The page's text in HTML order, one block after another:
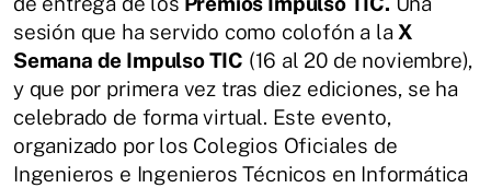
sesión que ha servido como colofón a la X
Semana de Impulso TIC (16 al 20 de noviembre),
y que por primera vez tras diez ediciones, se ha
celebrado de forma virtual. Este evento,
organizado por los Colegios Oficiales de
Ingenieros e Ingenieros Técnicos en Informática